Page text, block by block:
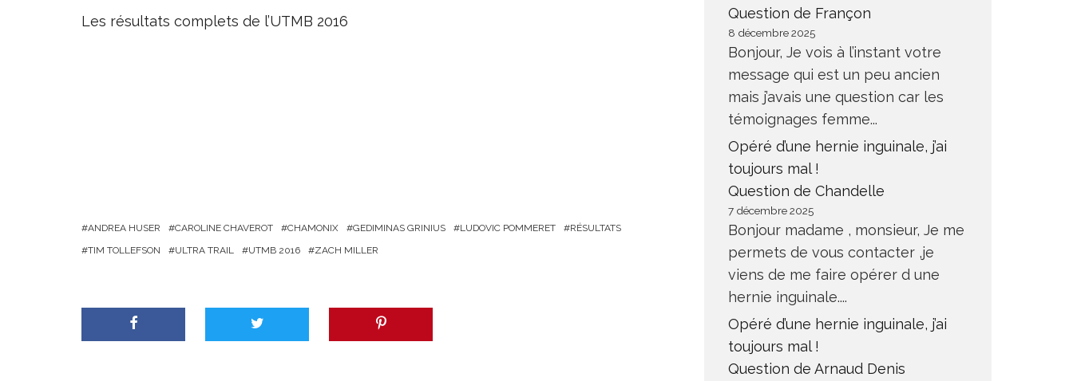
Les résultats complets de l’UTMB 2016
ANDREA HUSER CAROLINE CHAVEROT CHAMONIX GEDIMINAS GRINIUS LUDOVIC POMMERET
RÉSULTATS
TIM TOLLEFSON
ULTRA TRAIL UTMB 2016 ZACH MILLER
Question de Françon
8 décembre 2025
Bonjour, Je vois à l’instant votre
message qui est un peu ancien
mais j’avais une question car les
témoignages femme...
Opéré d’une hernie inguinale, j’ai
toujours mal !
Question de Chandelle
7 décembre 2025
Bonjour madame , monsieur, Je me
permets de vous contacter ,je
viens de me faire opérer d une
hernie inguinale....
Opéré d’une hernie inguinale, j’ai
toujours mal !
Question de Arnaud Denis